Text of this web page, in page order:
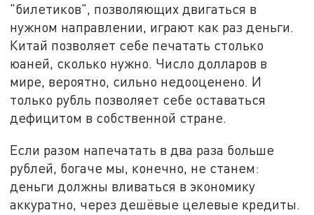
"билетиков", позволяющих двигаться в
нужном направлении, играют как раз деньги.
Китай позволяет себе печатать столько
юаней, сколько нужно. Число долларов в
мире, вероятно, сильно недооценено. И
только рубль позволяет себе оставаться
дефицитом в собственной стране.
Если разом напечатать в два раза больше
рублей, богаче мы, конечно, не станем:
деньги должны вливаться в экономику
аккуратно, через дешёвые целевые кредиты.